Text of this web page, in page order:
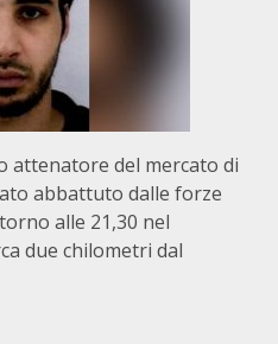
attenatore del mercato di
abbattuto dalle forze
alle 21,30 nel
due chilometri dal